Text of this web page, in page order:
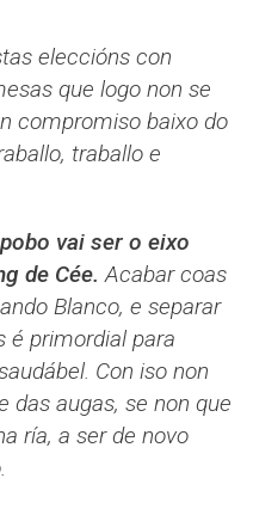
eleccións con
que logo non se
compromiso baixo do
traballo e
vai ser o eixo
de Cée. Acabar coas
Blanco, e separar
é primordial para
Con iso non
das augas, se non que
ría, a ser de novo